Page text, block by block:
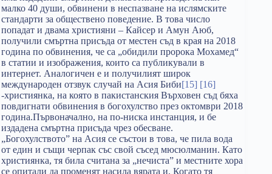
малко 40 души, обвинени в неспазване на ислямските
стандарти за обществено поведение. В това число
попадат и двама християни – Кайсер и Амун Аюб,
получили смъртна присъда от местен съд в края на 2018
година по обвинения, че са „обидили пророка Мохамед“
в статии и изображения, които са публикували в
интернет. Аналогичен е и получилият широк
международен отзвук случай на Асия Биби[15] [16]
-християнка, на която в пакистанския Върховен съд бяха
повдигнати обвинения в богохулство през октомври 2018
година.Първоначално, на по-ниска инстанция, и бе
издадена смъртна присъда чрез обесване.
„Богохулството” на Асия се състои в това, че пила вода
от един и същи черпак със свой съсед мюсюлманин. Като
християнка, тя била считана за „нечиста” и местните хора
се опитали да променят насила вярата и. Когато тя